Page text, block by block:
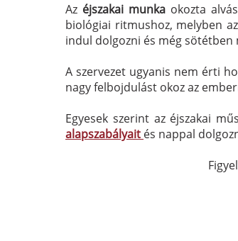
Az éjszakai munka okozta
biológiai ritmushoz, melyben
indul dolgozni és még sötétben
A szervezet ugyanis nem érti
nagy felbojdulást okoz az
Egyesek szerint az éjszakai
alapszabályait és nappal